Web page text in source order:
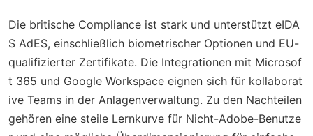
Die britische Compliance ist stark und unterstützt eIDA
S AdES, einschließlich biometrischer Optionen und EU-
qualifizierter Zertifikate. Die Integrationen mit Microsof
t 365 und Google Workspace eignen sich für kollaborat
ive Teams in der Anlagenverwaltung. Zu den Nachteilen
gehören eine steile Lernkurve für Nicht-Adobe-Benutze